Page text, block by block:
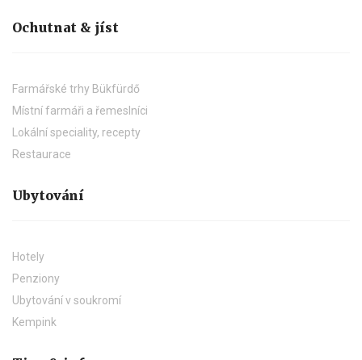
Ochutnat & jíst
Farmářské trhy Bükfürdő
Místní farmáři a řemeslníci
Lokální speciality, recepty
Restaurace
Ubytování
Hotely
Penziony
Ubytování v soukromí
Kempink